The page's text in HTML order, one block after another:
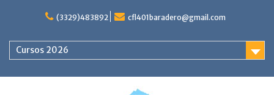
(3329)483892 cfl401baradero@gmail.com
Cursos 2026